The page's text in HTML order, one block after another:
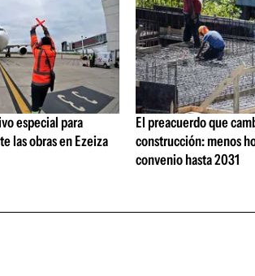
especial para
las obras en Ezeiza
El preacuerdo que
construcción: menos
convenio hasta 2031